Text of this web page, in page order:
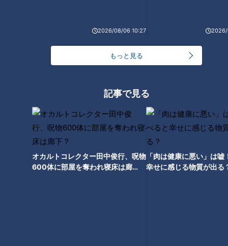
2026/08/06 10:27 2026/
もっと見る
記事で見る
オカルトコレクター田中俊行、呪物
600体に部屋を奪われ寝床は廊
「肉は健康に悪い」は嘘
幸せに感じる物質が出る
たくなる「リュック用保冷ポーチ」や、洗濯物を一度に外すこ
とができるハンガーなども。
100円ショップグッズを別の用途で使う人も 驚
きの使い方とは